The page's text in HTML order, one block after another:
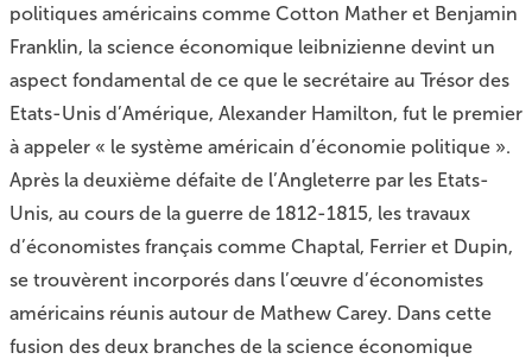
politiques américains comme Cotton Mather et Benjamin
Franklin, la science économique leibnizienne devint un
aspect fondamental de ce que le secrétaire au Trésor des
Etats-Unis d’Amérique, Alexander Hamilton, fut le premier
à appeler « le système américain d’économie politique ».
Après la deuxième défaite de l’Angleterre par les Etats-
Unis, au cours de la guerre de 1812-1815, les travaux
d’économistes français comme Chaptal, Ferrier et Dupin,
se trouvèrent incorporés dans l’œuvre d’économistes
américains réunis autour de Mathew Carey. Dans cette
fusion des deux branches de la science économique